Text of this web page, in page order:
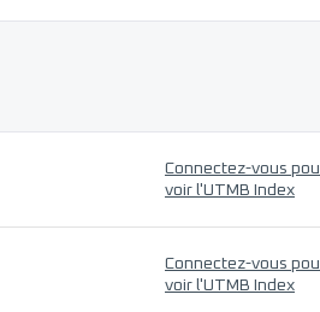
Connectez-vous
voir l'UTMB Index
Connectez-vous
voir l'UTMB Index